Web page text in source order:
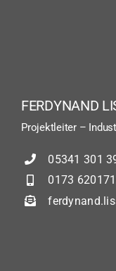
FERDYNAND
Projektleiter –
05341 301
0173